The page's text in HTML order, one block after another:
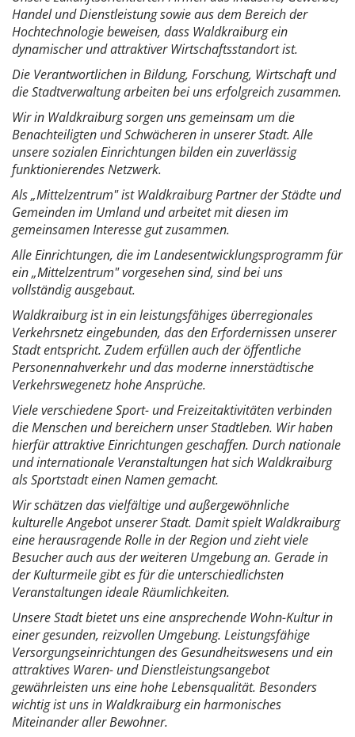
Handel und Dienstleistung sowie aus dem Bereich der
Hochtechnologie beweisen, dass Waldkraiburg ein
dynamischer und attraktiver Wirtschaftsstandort ist.
Die Verantwortlichen in Bildung, Forschung, Wirtschaft und
die Stadtverwaltung arbeiten bei uns erfolgreich zusammen.
Wir in Waldkraiburg sorgen uns gemeinsam um die
Benachteiligten und Schwächeren in unserer Stadt. Alle
unsere sozialen Einrichtungen bilden ein zuverlässig
funktionierendes Netzwerk.
Als „Mittelzentrum" ist Waldkraiburg Partner der Städte und
Gemeinden im Umland und arbeitet mit diesen im
gemeinsamen Interesse gut zusammen.
Alle Einrichtungen, die im Landesentwicklungsprogramm für
ein „Mittelzentrum" vorgesehen sind, sind bei uns
vollständig ausgebaut.
Waldkraiburg ist in ein leistungsfähiges überregionales
Verkehrsnetz eingebunden, das den Erfordernissen unserer
Stadt entspricht. Zudem erfüllen auch der öffentliche
Personennahverkehr und das moderne innerstädtische
Verkehrswegenetz hohe Ansprüche.
Viele verschiedene Sport- und Freizeitaktivitäten verbinden
die Menschen und bereichern unser Stadtleben. Wir haben
hierfür attraktive Einrichtungen geschaffen. Durch nationale
und internationale Veranstaltungen hat sich Waldkraiburg
als Sportstadt einen Namen gemacht.
Wir schätzen das vielfältige und außergewöhnliche
kulturelle Angebot unserer Stadt. Damit spielt Waldkraiburg
eine herausragende Rolle in der Region und zieht viele
Besucher auch aus der weiteren Umgebung an. Gerade in
der Kulturmeile gibt es für die unterschiedlichsten
Veranstaltungen ideale Räumlichkeiten.
Unsere Stadt bietet uns eine ansprechende Wohn-Kultur in
einer gesunden, reizvollen Umgebung. Leistungsfähige
Versorgungseinrichtungen des Gesundheitswesens und ein
attraktives Waren- und Dienstleistungsangebot
gewährleisten uns eine hohe Lebensqualität. Besonders
wichtig ist uns in Waldkraiburg ein harmonisches
Miteinander aller Bewohner.